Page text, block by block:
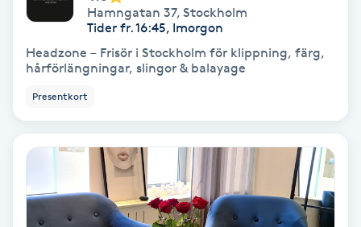
Läpptatuering
Manikyr & Pedikyr
Massage
Hamngatan 37, Stockholm
Tider fr. 16:45, Imorgon
Headzone – Frisör i Stockholm för klippning, färg,
hårförlängningar, slingor & balayage
Presentkort